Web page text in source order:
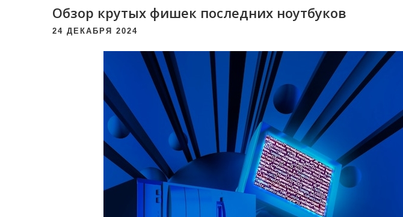
Обзор крутых фишек последних ноутбуков
24 ДЕКАБРЯ 2024